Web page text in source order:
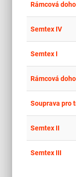
Rámcová
Semtex IV
Semtex I
Rámcová
Souprava pro
Semtex II
Semtex III